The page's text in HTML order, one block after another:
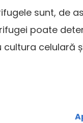
sunt, de
poate
celulară